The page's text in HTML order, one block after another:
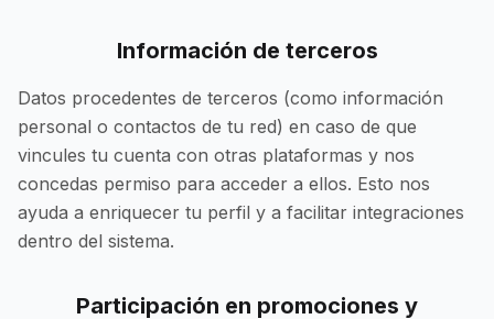
Información de terceros
Datos procedentes de terceros (como información
personal o contactos de tu red) en caso de que
vincules tu cuenta con otras plataformas y nos
concedas permiso para acceder a ellos. Esto nos
ayuda a enriquecer tu perfil y a facilitar integraciones
dentro del sistema.
Participación en promociones y